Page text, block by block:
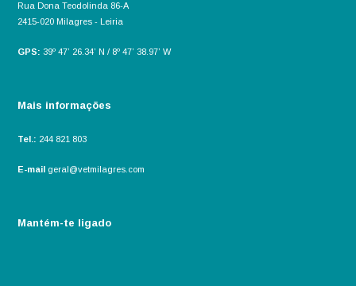
Rua Dona Teodolinda 86-A
2415-020 Milagres - Leiria
GPS: 39º 47’ 26.34’ N / 8º 47’ 38.97’ W
Mais informações
Tel.: 244 821 803
E-mail geral@vetmilagres.com
Mantém-te ligado